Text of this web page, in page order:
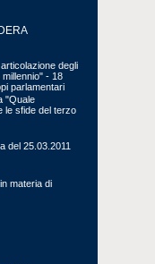
degli
- 18
parlamentari
"Quale
le sfide del terzo
del 25.03.2011
materia di